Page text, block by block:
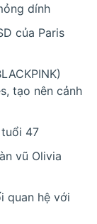
dính
của Paris
tạo nên cảnh
47
vũ Olivia
quan hệ với